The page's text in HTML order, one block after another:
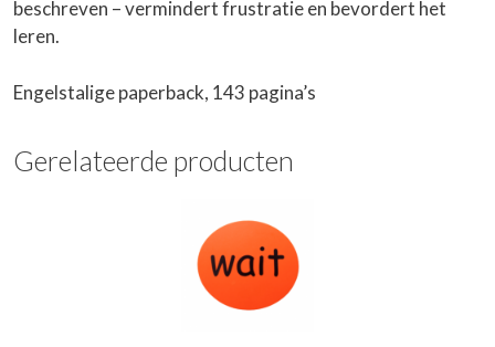
beschreven – vermindert frustratie en bevordert het
leren.
Engelstalige paperback, 143 pagina’s
Gerelateerde producten